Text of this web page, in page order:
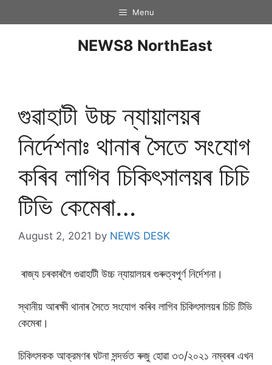
Menu
NEWS8 NorthEast
গুৱাহাটী উচ্চ ন্যায়ালয়ৰ
নিৰ্দেশনাঃ থানাৰ সৈতে সংযোগ
কৰিব লাগিব চিকিৎসালয়ৰ চিচি
টিভি কেমেৰা…
August 2, 2021 by NEWS DESK
ৰাজ্য চৰকাৰলৈ গুৱাহাটী উচ্চ ন্যায়ালয়ৰ গুৰুত্বপূ্ৰ্ণ নিৰ্দেশনা।
স্থানীয় আৰক্ষী থানাৰ সৈতে সংযোগ কৰিব লাগিব চিকিৎসালয়ৰ চিচি টিভি
কেমেৰা।
চিকিৎসকক আক্রমণৰ ঘটনা সন্দর্ভত ৰুজু হোৱা ৩৩/২০২১ নম্বৰৰ এখন